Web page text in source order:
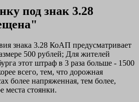
под знак 3.28
знака 3.28 КоАП предусматривает
500 рублей; Для жителей
этот штраф в 3 раза больше - 1500
всего, тем, что дорожная
более напряженная, тем более,
места стоянки.